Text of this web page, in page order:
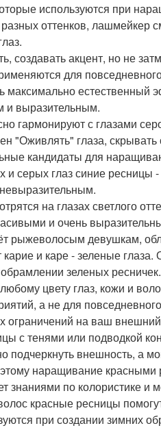
используются при
оттенков, лашмейкер
создавать акцент, но не
для
максимально естественный
и выразительным.
гармонируют с глазами
"Оживлять" глаза,
кандидаты для
и серых глаз синие
на глазах светлого
и очень
рыжеволосым девушкам,
карие и каре - зеленые
зеленых ресничек.
цвету глаз, кожи и
а не для
ограничений на ваш
с тенями или подводкой
внешность, а
наращивание
знаниями по колористике
красные ресницы
при создании зимних